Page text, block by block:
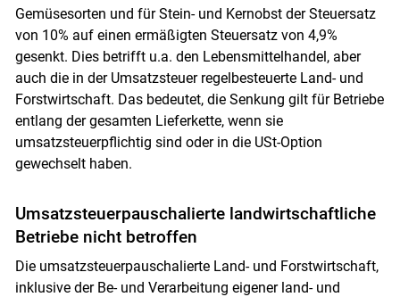
Gemüsesorten und für Stein- und Kernobst der Steuersatz
von 10% auf einen ermäßigten Steuersatz von 4,9%
gesenkt. Dies betrifft u.a. den Lebensmittelhandel, aber
auch die in der Umsatzsteuer regelbesteuerte Land- und
Forstwirtschaft. Das bedeutet, die Senkung gilt für Betriebe
entlang der gesamten Lieferkette, wenn sie
umsatzsteuerpflichtig sind oder in die USt-Option
gewechselt haben.
Umsatzsteuerpauschalierte landwirtschaftliche
Betriebe nicht betroffen
Die umsatzsteuerpauschalierte Land- und Forstwirtschaft,
inklusive der Be- und Verarbeitung eigener land- und